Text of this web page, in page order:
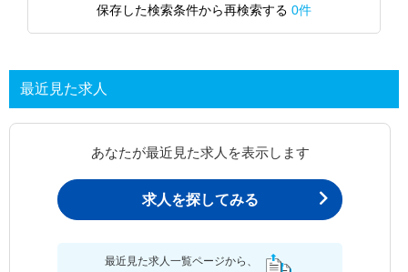
保存した検索条件から再検索する 0件
最近見た求人
あなたが最近見た求人を表示します
求人を探してみる
最近見た求人一覧ページから、